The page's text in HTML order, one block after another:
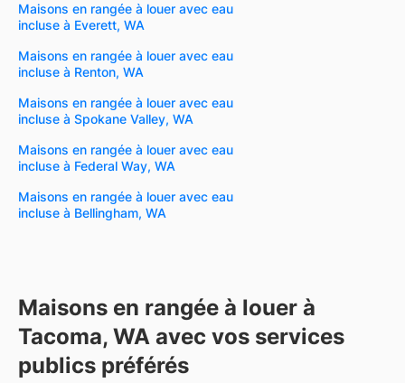
Maisons en rangée à louer avec eau
incluse à Everett, WA
Maisons en rangée à louer avec eau
incluse à Renton, WA
Maisons en rangée à louer avec eau
incluse à Spokane Valley, WA
Maisons en rangée à louer avec eau
incluse à Federal Way, WA
Maisons en rangée à louer avec eau
incluse à Bellingham, WA
Maisons en rangée à louer à
Tacoma, WA avec vos services
publics préférés